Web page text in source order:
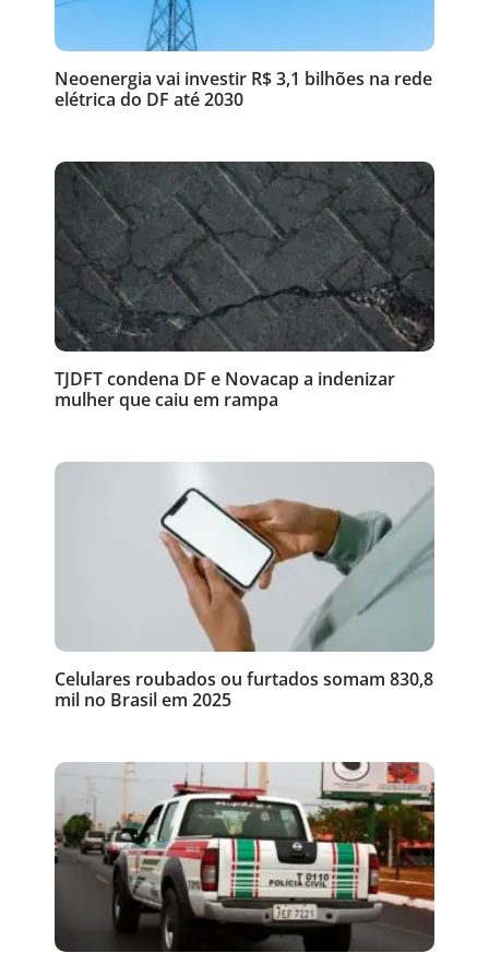
Neoenergia vai investir R$ 3,1 bilhões na rede
elétrica do DF até 2030
TJDFT condena DF e Novacap a indenizar
mulher que caiu em rampa
Celulares roubados ou furtados somam 830,8
mil no Brasil em 2025